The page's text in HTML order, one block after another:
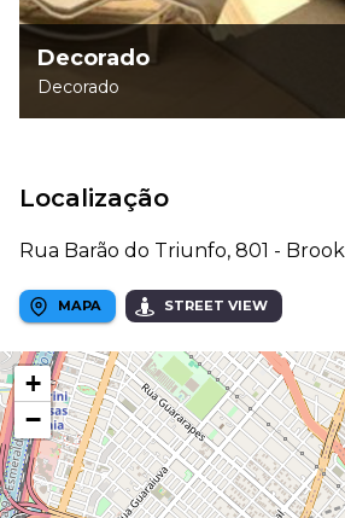
Decorado
Decorado
Localização
Rua Barão do Triunfo, 801 -
MAPA STREET VIEW
+
−